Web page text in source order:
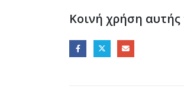
Κοινή χρήση